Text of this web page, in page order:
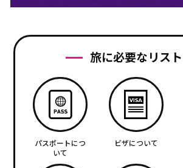
旅に必要なリスト
パスポートにつ
いて
ビザについて